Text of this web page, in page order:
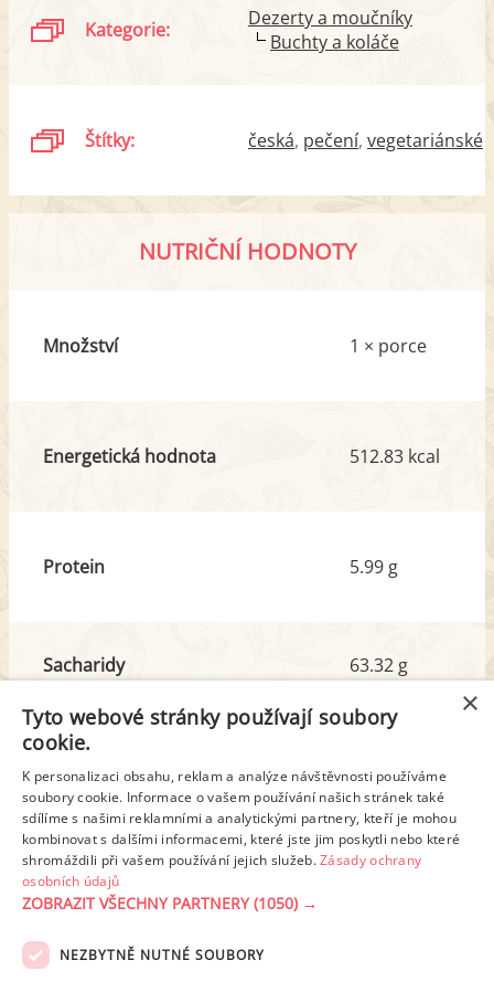
Kategorie:
Dezerty a moučníky
Buchty a koláče
Štítky: česká pečení vegetariánské
NUTRIČNÍ HODNOTY
Množství 1 × porce
Energetická hodnota 512.83 kcal
Protein 5.99 g
Sacharidy
63.32 g
Tuk
z toho nas. mastné kyseliny
26.48 g
6.04 g
Detailní rozpis
×
Tyto webové stránky používají soubory
cookie.
K personalizaci obsahu, reklam a analýze návštěvnosti používáme
soubory cookie. Informace o vašem používání našich stránek také
sdílíme s našimi reklamními a analytickými partnery, kteří je mohou
kombinovat s dalšími informacemi, které jste jim poskytli nebo které
shromáždili při vašem používání jejich služeb.Zásady ochrany
osobních údajů
ZOBRAZIT VŠECHNY PARTNERY(1050) →
NEZBYTNĚ NUTNÉ SOUBORY